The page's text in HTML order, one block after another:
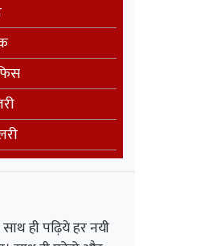
ही पढ़िये हर नयी